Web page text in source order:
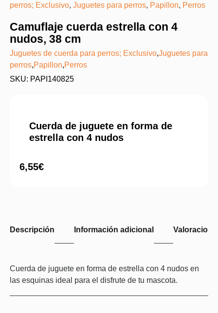
perros; Exclusivo, Juguetes para perros, Papillon, Perros
Camuflaje cuerda estrella con 4
nudos, 38 cm
Juguetes de cuerda para perros; Exclusivo,Juguetes para
perros,Papillon,Perros
SKU: PAPI140825
Cuerda de juguete en forma de
estrella con 4 nudos
6,55€
Descripción Información adicional
Cuerda de juguete en forma de estrella con 4 nudos en
las esquinas ideal para el disfrute de tu mascota.